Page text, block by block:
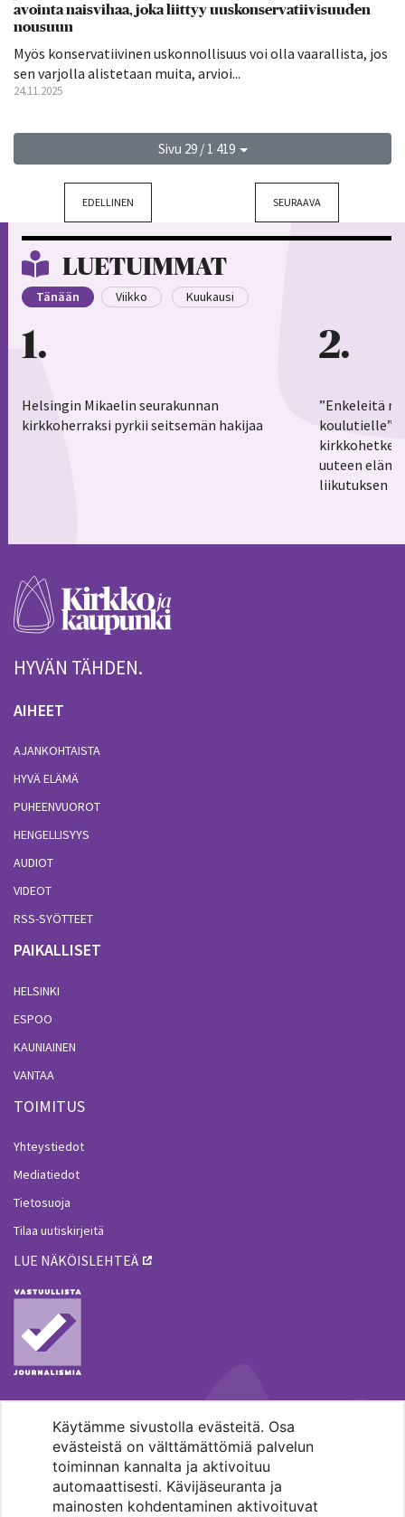
Käytämme sivustolla evästeitä. Osa
evästeistä on välttämättömiä palvelun
toiminnan kannalta ja aktivoituu
automaattisesti. Kävijäseuranta ja
mainosten kohdentaminen aktivoituvat
avointa naisvihaa, joka liittyy uuskonservatiivisuuden
nousuun
Myös konservatiivinen uskonnollisuus voi olla vaarallista, jos
sen varjolla alistetaan muita, arvioi...
24.11.2025
Sivu 29 / 1 419
EDELLINEN SEURAAVA
LUETUIMMAT
Tänään Viikko Kuukausi
1
Helsingin Mikaelin seurakunnan
kirkkoherraksi pyrkii seitsemän hakijaa
2
”Enkeleitä
koulutielle”–
uuteen
liikutuksen
HYVÄN TÄHDEN.
AIHEET
AJANKOHTAISTA
HYVÄ ELÄMÄ
PUHEENVUOROT
HENGELLISYYS
AUDIOT
VIDEOT
RSS-SYÖTTEET
PAIKALLISET
HELSINKI
ESPOO
KAUNIAINEN
VANTAA
TOIMITUS
Yhteystiedot
Mediatiedot
Tietosuoja
Tilaa uutiskirjeitä
LUE NÄKÖISLEHTEÄ
MENOHAKU